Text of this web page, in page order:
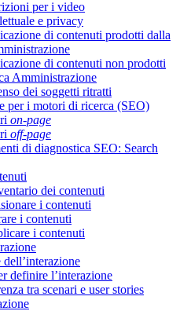
per i video
e privacy
di contenuti prodotti dalla
di contenuti non prodotti
Amministrazione
dei soggetti ritratti
per i motori di ricerca (SEO)
on-page
off-page
di diagnostica SEO: Search
dei contenuti
i contenuti
i contenuti
i contenuti
definire l’interazione
tra scenari e user stories